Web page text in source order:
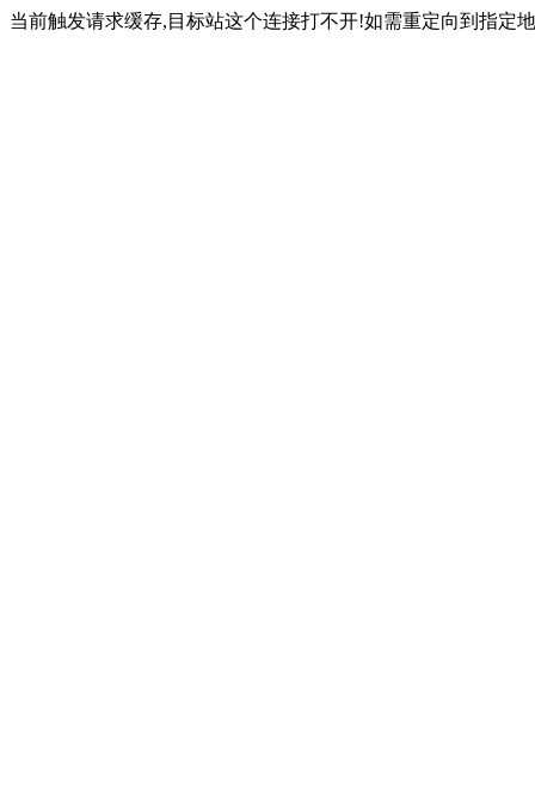
当前触发请求缓存,目标站这个连接打不开!如需重定向到指定